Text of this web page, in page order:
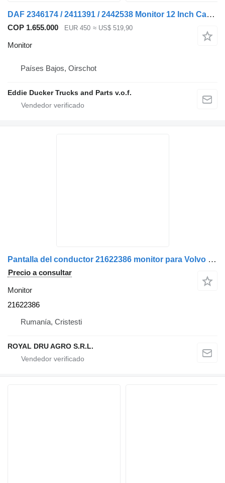
DAF 2346174 / 2411391 / 2442538 Monitor 12 Inch Camera Systeem para camión
COP 1.655.000 EUR 450 ≈ US$ 519,90
Monitor
Países Bajos, Oirschot
Eddie Ducker Trucks and Parts v.o.f.
Pantalla del conductor 21622386 monitor para Volvo camión
Precio a consultar
Monitor
21622386
Rumanía, Cristesti
ROYAL DRU AGRO S.R.L.